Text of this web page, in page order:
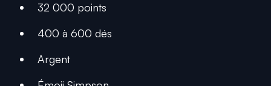
32 000 points
400 à 600 dés
Argent